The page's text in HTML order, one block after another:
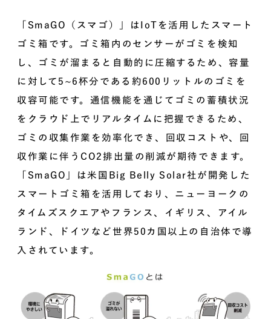
「SmaGO（スマゴ）」はIoTを活用したスマート
ゴミ箱です。ゴミ箱内のセンサーがゴミを検知
し、ゴミが溜まると自動的に圧縮するため、容量
に対して5~6杯分である約600リットルのゴミを
収容可能です。通信機能を通じてゴミの蓄積状況
をクラウド上でリアルタイムに把握できるため、
ゴミの収集作業を効率化でき、回収コストや、回
収作業に伴うCO2排出量の削減が期待できます。
「SmaGO」は米国Big Belly Solar社が開発した
スマートゴミ箱を活用しており、ニューヨークの
タイムズスクエアやフランス、イギリス、アイル
ランド、ドイツなど世界50カ国以上の自治体で導
入されています。